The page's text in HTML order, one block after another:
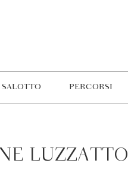
SALOTTO PERCORSI
LUZZATTO